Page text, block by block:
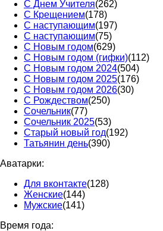
С Днем Учителя(262)
С Крещением(178)
С наступающим(197)
С наступающим(75)
С Новым годом(629)
С Новым годом (гифки)(112)
С Новым годом 2024(504)
С Новым годом 2025(176)
С Новым годом 2026(30)
С Рождеством(250)
Сочельник(77)
Сочельник 2025(53)
Старый новый год(192)
Татьянин день(390)
Аватарки:
Для вконтакте(128)
Женские(144)
Мужские(141)
Время года: